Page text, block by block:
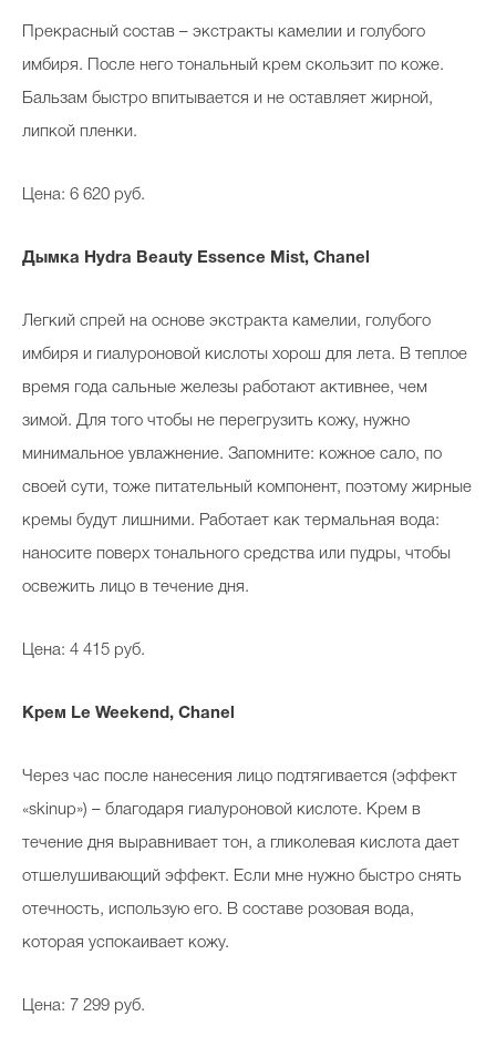
Прекрасный состав – экстракты камелии и голубого
имбиря. После него тональный крем скользит по коже.
Бальзам быстро впитывается и не оставляет жирной,
липкой пленки.
Цена: 6 620 руб.
Дымка Hydra Beauty Essence Mist, Chanel
Легкий спрей на основе экстракта камелии, голубого
имбиря и гиалуроновой кислоты хорош для лета. В теплое
время года сальные железы работают активнее, чем
зимой. Для того чтобы не перегрузить кожу, нужно
минимальное увлажнение. Запомните: кожное сало, по
своей сути, тоже питательный компонент, поэтому жирные
кремы будут лишними. Работает как термальная вода:
наносите поверх тонального средства или пудры, чтобы
освежить лицо в течение дня.
Цена: 4 415 руб.
Крем Le Weekend , Chanel
Через час после нанесения лицо подтягивается (эффект
«skinup») – благодаря гиалуроновой кислоте. Крем в
течение дня выравнивает тон, а гликолевая кислота дает
отшелушивающий эффект. Если мне нужно быстро снять
отечность, использую его. В составе розовая вода,
которая успокаивает кожу.
Цена: 7 299 руб.